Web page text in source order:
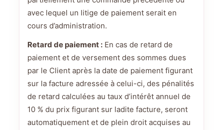
avec lequel un litige de paiement serait en
cours d’administration.
Retard de paiement : En cas de retard de
paiement et de versement des sommes dues
par le Client après la date de paiement figurant
sur la facture adressée à celui-ci, des pénalités
de retard calculées au taux d’intérêt annuel de
10 % du prix figurant sur ladite facture, seront
automatiquement et de plein droit acquises au